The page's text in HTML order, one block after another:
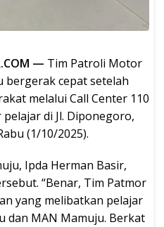
— Tim Patroli Motor
bergerak cepat setelah
melalui Call Center 110
di Jl. Diponegoro,
(1/10/2025).
Ipda Herman Basir,
“Benar, Tim Patmor
yang melibatkan pelajar
dan MAN Mamuju. Berkat